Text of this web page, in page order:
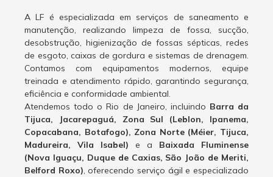
A LF é especializada em serviços de saneamento e
manutenção, realizando limpeza de fossa, sucção,
desobstrução, higienização de fossas sépticas, redes
de esgoto, caixas de gordura e sistemas de drenagem.
Contamos com equipamentos modernos, equipe
treinada e atendimento rápido, garantindo segurança,
eficiência e conformidade ambiental.
Atendemos todo o Rio de Janeiro, incluindo Barra da
Tijuca, Jacarepaguá, Zona Sul (Leblon, Ipanema,
Copacabana, Botafogo), Zona Norte (Méier, Tijuca,
Madureira, Vila Isabel) e a Baixada Fluminense
(Nova Iguaçu, Duque de Caxias, São João de Meriti,
Belford Roxo), oferecendo serviço ágil e especializado